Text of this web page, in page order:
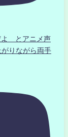
とアニメ声
りながら両手